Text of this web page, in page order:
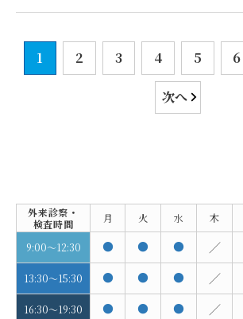
1 2 3 4 5 6
次へ
外来診察 ・
検査時間
月 火 水 木
9:00～12:30 ● ● ● ／
13:30～15:30 ● ● ● ／
16:30～19:30 ● ● ● ／